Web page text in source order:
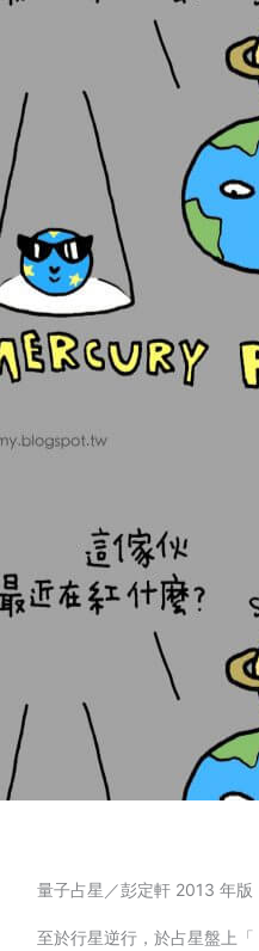
量子占星／彭定軒 2013 年版
至於行星逆行，於占星盤上